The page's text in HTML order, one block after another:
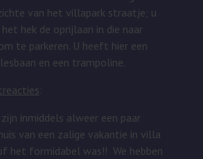
van het villapark straatje; u
hek de oprijlaan in die naar
te parkeren. U heeft hier een
en een trampoline.
:
zijn inmiddels alweer een paar
van een zalige vakantie in villa
het formidabel was!! We hebben